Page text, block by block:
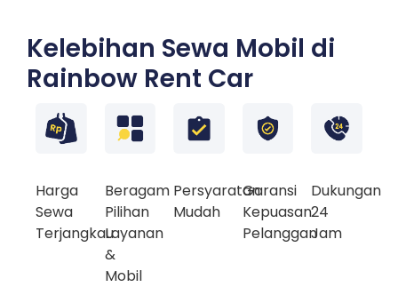
Kelebihan Sewa Mobil di
Rainbow Rent Car
Harga
Sewa
Terjangkau
Beragam
Pilihan
Layanan
&
Mobil
Persyaratan
Mudah
Garansi
Kepuasan
Pelanggan
Dukungan
24
Jam